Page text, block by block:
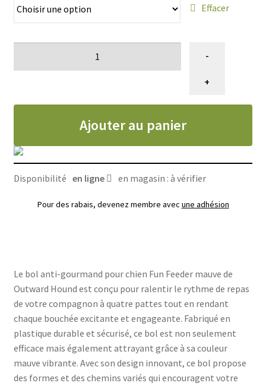
Effacer
gourmand
Feeder
mauve,
Hound
-
+
Ajouter au panier
Disponibilité en ligne en magasin : à vérifier
Pour des rabais, devenez membre avec une adhésion
Le bol anti-gourmand pour chien Fun Feeder mauve de
Outward Hound est conçu pour ralentir le rythme de repas
de votre compagnon à quatre pattes tout en rendant
chaque bouchée excitante et engageante. Fabriqué en
plastique durable et sécurisé, ce bol est non seulement
efficace mais également attrayant grâce à sa couleur
mauve vibrante. Avec son design innovant, ce bol propose
des formes et des chemins variés qui encouragent votre